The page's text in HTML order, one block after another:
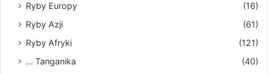
Ryby Europy
(16)
Ryby Azji
(61)
Ryby Afryki
(121)
... Tanganika
(40)